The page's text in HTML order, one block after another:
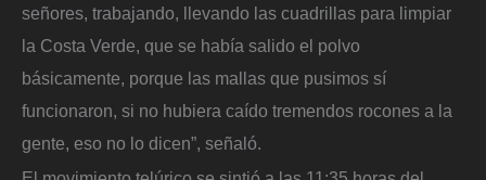
señores, trabajando, llevando las cuadrillas para limpiar
la Costa Verde, que se había salido el polvo
básicamente, porque las mallas que pusimos sí
funcionaron, si no hubiera caído tremendos rocones a la
gente, eso no lo dicen”, señaló.